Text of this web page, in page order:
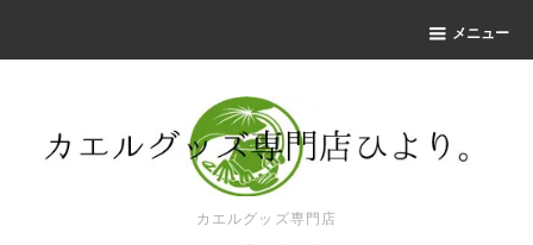
メニュー
カエルグッズ専門店